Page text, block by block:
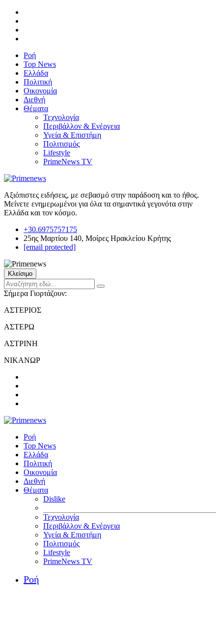
Ροή
Top News
Ελλάδα
Πολιτική
Οικονομία
Διεθνή
Θέματα
Τεχνολογία
Περιβάλλον & Ενέργεια
Υγεία & Επιστήμη
Πολιτισμός
Lifestyle
PrimeNews TV
Αξιόπιστες ειδήσεις, με σεβασμό στην παράδοση και το ήθος.
Μείνετε ενημερωμένοι για όλα τα σημαντικά γεγονότα στην
Ελλάδα και τον κόσμο.
+30.6975757175
25ης Μαρτίου 140, Μοίρες Ηρακλείου Κρήτης
[email protected]
Κλείσιμο
Σήμερα Γιορτάζουν:
ΑΣΤΕΡΙΟΣ
ΑΣΤΕΡΩ
ΑΣΤΡΙΝΗ
ΝΙΚΑΝΩΡ
Ροή
Top News
Ελλάδα
Πολιτική
Οικονομία
Διεθνή
Θέματα
Dislike
Τεχνολογία
Περιβάλλον & Ενέργεια
Υγεία & Επιστήμη
Πολιτισμός
Lifestyle
PrimeNews TV
Ροή